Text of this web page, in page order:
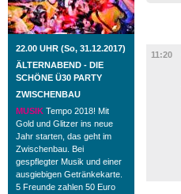
22.00 UHR (So, 31.12.2017)
ÄLTERNABEND - DIE
SCHÖNE Ü30 PARTY
ZWISCHENBAU
MUSIK Tempo 2018! Mit
Gold und Glitzer ins neue
Jahr starten, das geht im
Zwischenbau. Bei
gespflegter Musik und einer
ausgiebigen Getränkekarte.
5 Freunde zahlen 50 Euro
11:20